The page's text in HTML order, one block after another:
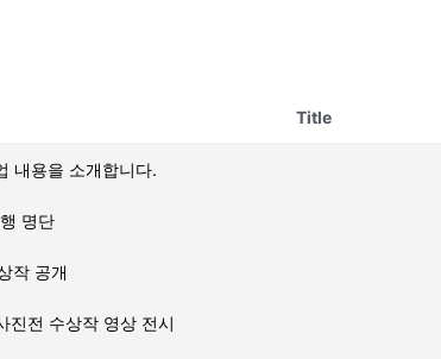
Title
내용을 소개합니다.
명단
작 공개
진전 수상작 영상 전시